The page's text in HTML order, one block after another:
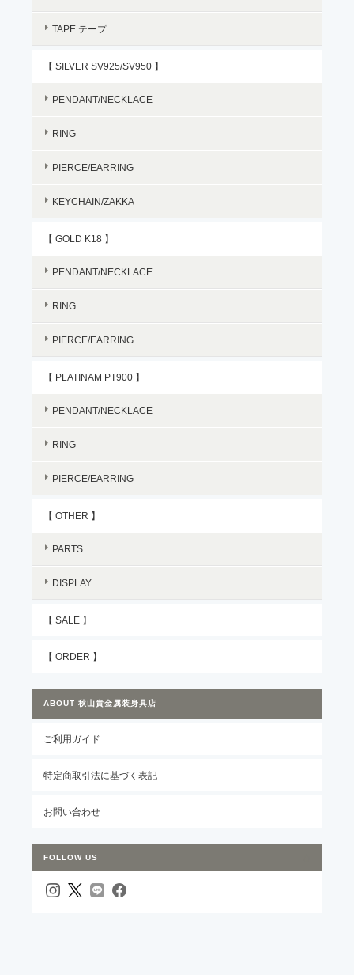
TAPE テープ
【 SILVER SV925/SV950 】
PENDANT/NECKLACE
RING
PIERCE/EARRING
KEYCHAIN/ZAKKA
【 GOLD K18 】
PENDANT/NECKLACE
RING
PIERCE/EARRING
【 PLATINAM PT900 】
PENDANT/NECKLACE
RING
PIERCE/EARRING
【 OTHER 】
PARTS
DISPLAY
【 SALE 】
【 ORDER 】
ABOUT 秋山貴金属装身具店
ご利用ガイド
特定商取引法に基づく表記
お問い合わせ
FOLLOW US